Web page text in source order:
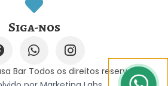
Siga-nos
Bar Todos os direitos reservados